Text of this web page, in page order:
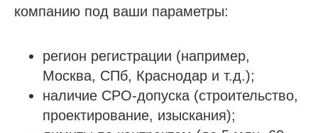
компанию под ваши параметры:
регион регистрации (например,
Москва, СПб, Краснодар и т.д.);
наличие СРО-допуска (строительство,
проектирование, изыскания);